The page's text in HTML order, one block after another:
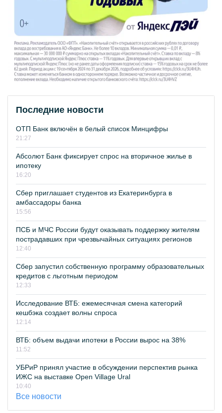
Последние новости
ОТП Банк включён в белый список Минцифры
21:27
Абсолют Банк фиксирует спрос на вторичное жилье в
ипотеку
16:20
Сбер приглашает студентов из Екатеринбурга в
амбассадоры банка
15:56
ПСБ и МЧС России будут оказывать поддержку жителям
пострадавших при чрезвычайных ситуациях регионов
12:40
Сбер запустил собственную программу образовательных
кредитов с льготным периодом
12:33
Исследование ВТБ: ежемесячная смена категорий
кешбэка создает волны спроса
12:14
ВТБ: объем выдачи ипотеки в России вырос на 38%
11:52
УБРиР принял участие в обсуждении перспектив рынка
ИЖС на выставке Open Village Ural
10:40
Все новости